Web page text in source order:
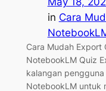
in Cara
Cara Mudah Export
NotebookLM Quiz
kalangan
NotebookLM untuk